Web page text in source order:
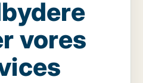
vores